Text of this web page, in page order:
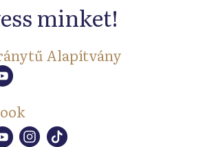
minket!
Alapítvány